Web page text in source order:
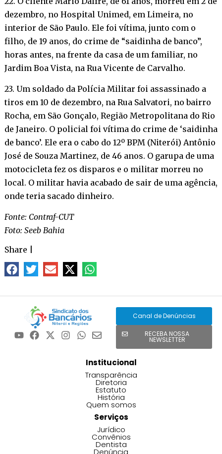
dezembro, no Hospital Unimed, em Limeira, no
interior de São Paulo. Ele foi vítima, junto com o
filho, de 19 anos, do crime de “saidinha de banco”,
horas antes, na frente da casa de um familiar, no
Jardim Boa Vista, na Rua Vicente de Carvalho.
23. Um soldado da Polícia Militar foi assassinado a
tiros em 10 de dezembro, na Rua Salvatori, no bairro
Rocha, em São Gonçalo, Região Metropolitana do Rio
de Janeiro. O policial foi vítima do crime de ‘saidinha
de banco’. Ele era o cabo do 12º BPM (Niterói) Antônio
José de Souza Martinez, de 46 anos. O garupa de uma
motocicleta fez os disparos e o militar morreu no
local. O militar havia acabado de sair de uma agência,
onde teria sacado dinheiro.
Fonte: Contraf-CUT
Foto: Seeb Bahia
Share
Canal de Denúncias
RECEBA NOSSA
NEWSLETTER
Institucional
Transparência
Diretoria
Estatuto
História
Quem somos
Serviços
Jurídico
Convênios
Dentista
Denúncia